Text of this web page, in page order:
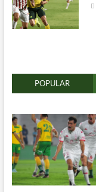
POPULAR